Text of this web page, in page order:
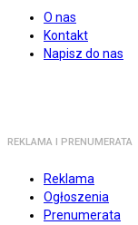
O nas
Kontakt
Napisz do nas
REKLAMA I PRENUMERATA
Reklama
Ogłoszenia
Prenumerata